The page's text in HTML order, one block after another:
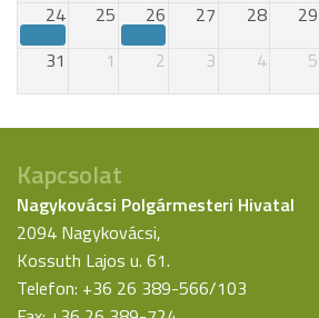
24
25 26 27 28 29
31
1 2 3 4 5
Kapcsolat
Nagykovácsi Polgármesteri Hivatal
2094 Nagykovácsi,
Kossuth Lajos u. 61.
Telefon: +36 26 389-566/103